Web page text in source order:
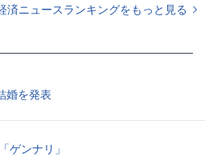
済ニュースランキングをもっと見る
婚を発表
ゲンナリ」